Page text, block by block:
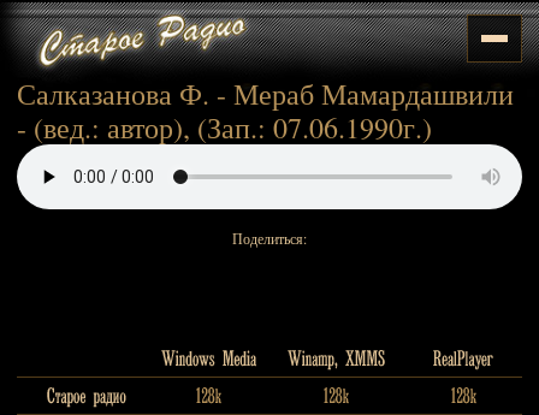
Салказанова Ф. - Мераб Мамардашвили
- (вед.: автор), (Зап.: 07.06.1990г.)
Поделиться: